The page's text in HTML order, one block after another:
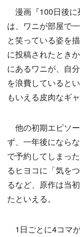
漫画『100日後に
は、ワニが部屋で
と笑っている姿を
に投稿されたとき
にあるワニが、自
を浪費していると
もいえる皮肉なギ
他の初期エピソ
ず、一年後になら
で予約してしまっ
るヒヨコに「気を
るなど、原作は当
たといえる。
1日ごとに4コマ